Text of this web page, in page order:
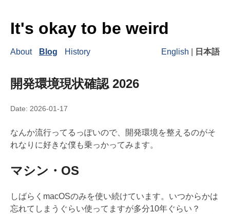
It's okay to be weird
About Blog History English 日本語
開発環境現状確認 2026
Date: 2026-01-17
なんか流行ってるっぽいので、開発環境を整えるのがそ
れなりに好きな僕も乗っかってみます。
マシン・OS
しばらくmacOSのみを使い続けています。いつからかは
忘れてしまうぐらい使ってますが多分10年ぐらい？